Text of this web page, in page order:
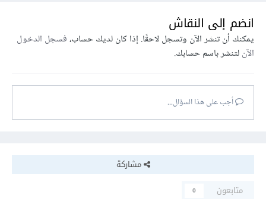
انضم إلى النقاش
يمكنك أن تنشر الآن وتسجل لاحقًا. إذا كان لديك حساب،فسجل الدخول
الآنلتنشر باسم حسابك.
أجب على هذا السؤال...
مشاركة
متابعون
0